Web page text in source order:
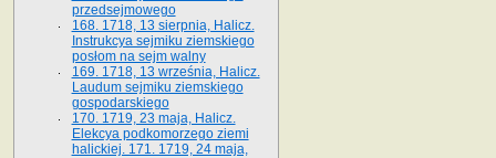
przedsejmowego
168. 1718, 13 sierpnia, Halicz.
Instrukcya sejmiku ziemskiego
posłom na sejm walny
169. 1718, 13 września, Halicz.
Laudum sejmiku ziemskiego
gospodarskiego
170. 1719, 23 maja, Halicz.
Elekcya podkomorzego ziemi
halickiej. 171. 1719, 24 maja,